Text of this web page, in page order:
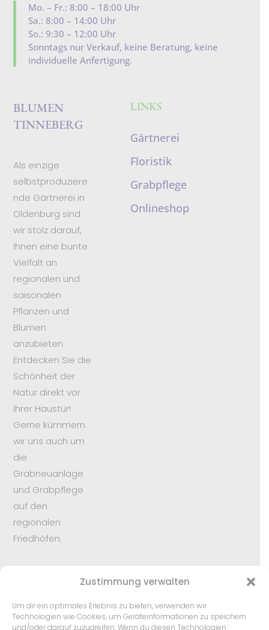
Zustimmung verwalten
Um dir ein optimales Erlebnis zu bieten, verwenden wir
Technologien wie Cookies, um Geräteinformationen zu speichern
und/oder darauf zuzugreifen. Wenn du diesen Technologien
Mo. – Fr.: 8:00 – 18:00 Uhr
Sa.: 8:00 – 14:00 Uhr
So.: 9:30 – 12:00 Uhr
Sonntags nur Verkauf, keine Beratung, keine
individuelle Anfertigung.
BLUMEN
TINNEBERG
Als einzige
selbstproduziere
nde Gärtnerei in
Oldenburg sind
wir stolz darauf,
Ihnen eine bunte
Vielfalt an
regionalen und
saisonalen
Pflanzen und
Blumen
anzubieten.
Entdecken Sie die
Schönheit der
Natur direkt vor
Ihrer Haustür!
Gerne kümmern
wir uns auch um
die
Grabneuanlage
und Grabpflege
auf den
regionalen
Friedhöfen.
LINKS
Gärtnerei
Floristik
Grabpflege
Onlineshop